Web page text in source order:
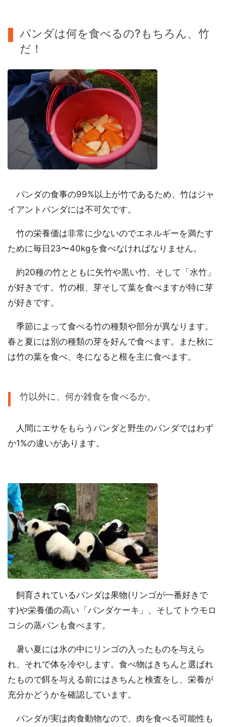
パンダは何を食べるの?もちろん、竹
だ！
パンダの食事の99%以上が竹であるため、竹はジャ
イアントパンダには不可欠です。
竹の栄養価は非常に少ないのでエネルギーを満たす
ために毎日23〜40kgを食べなければなりません。
約20種の竹とともに矢竹や黒い竹、そして「水竹」
が好きです。竹の根、芽そして葉を食べますが特に芽
が好きです。
季節によって食べる竹の種類や部分が異なります。
春と夏には別の種類の芽を好んで食べます。また秋に
は竹の葉を食べ、冬になると根を主に食べます。
竹以外に、何か雑食を食べるか。
人間にエサをもらうパンダと野生のパンダではわず
か1%の違いがあります。
飼育されているパンダは果物(リンゴが一番好きで
す)や栄養価の高い「パンダケーキ」、そしてトウモロ
コシの蒸パンも食べます。
暑い夏には氷の中にリンゴの入ったものを与えら
れ、それで体を冷やします。食べ物はきちんと選ばれ
たもので餌を与える前にはきちんと検査をし、栄養が
充分かどうかを確認しています。
パンダが実は肉食動物なので、肉を食べる可能性も